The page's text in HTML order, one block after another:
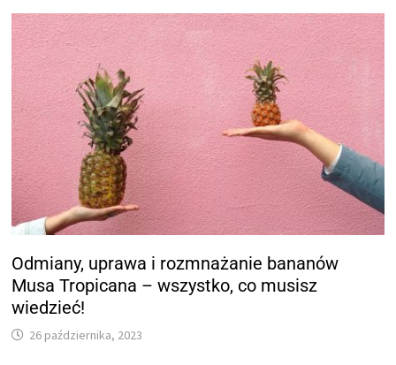
Odmiany, uprawa i rozmnażanie bananów
Musa Tropicana – wszystko, co musisz
wiedzieć!
26 października, 2023